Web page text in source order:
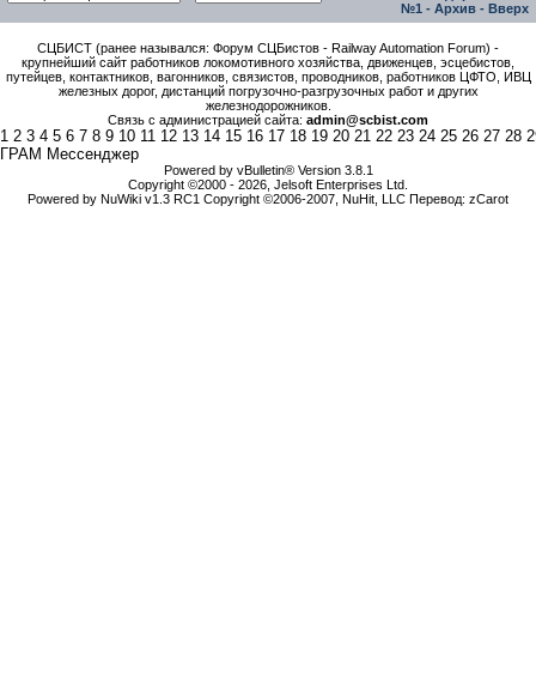
№1 - Архив - Вверх
СЦБИСТ (ранее назывался: Форум СЦБистов - Railway Automation Forum) -
крупнейший сайт работников локомотивного хозяйства, движенцев, эсцебистов,
путейцев, контактников, вагонников, связистов, проводников, работников ЦФТО, ИВЦ
железных дорог, дистанций погрузочно-разгрузочных работ и других
железнодорожников.
Связь с администрацией сайта: admin@scbist.com
1 2 3 4 5 6 7 8 9 10 11 12 13 14 15 16 17 18 19 20 21 22 23 24 25 26 27 28
ГРАМ Мессенджер
Powered by vBulletin® Version 3.8.1
Copyright ©2000 - 2026, Jelsoft Enterprises Ltd.
Powered by NuWiki v1.3 RC1 Copyright ©2006-2007, NuHit, LLC Перевод: zCarot